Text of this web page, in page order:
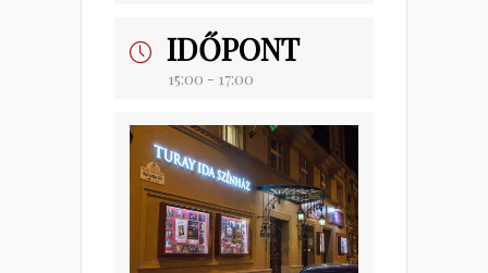
IDŐPONT
15:00 - 17:00